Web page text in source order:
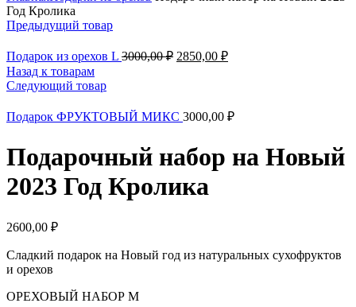
Год Кролика
Предыдущий товар
Подарок из орехов L 3000,00₽ 2850,00 ₽
Назад к товарам
Следующий товар
Подарок ФРУКТОВЫЙ МИКС 3000,00 ₽
Подарочный набор на Новый
2023 Год Кролика
2600,00 ₽
Сладкий подарок на Новый год из натуральных сухофруктов
и орехов
ОРЕХОВЫЙ НАБОР М